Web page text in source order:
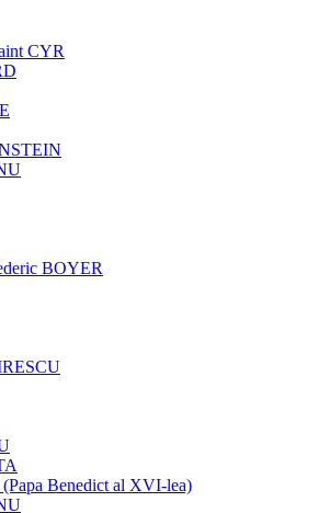
CYR
BOYER
Benedict al XVI-lea)